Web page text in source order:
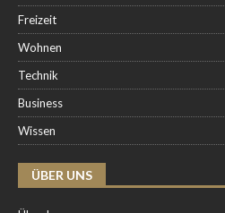
Freizeit
Wohnen
Technik
Business
Wissen
ÜBER UNS